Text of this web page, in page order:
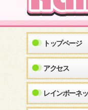
トップページ
アクセス
レインボーネ